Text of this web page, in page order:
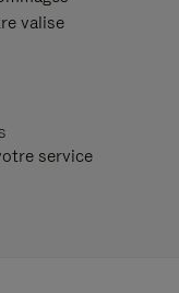
valise
service